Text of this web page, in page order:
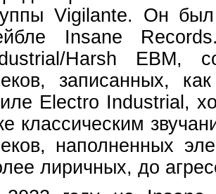
Vigilante. Он
Insane
Harsh EBM,
записанных,
Electro Industrial,
классическим
наполненных
лиричных, до